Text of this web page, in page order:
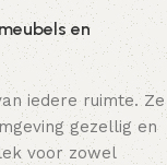
en
iedere ruimte. Ze
gezellig en
voor zowel